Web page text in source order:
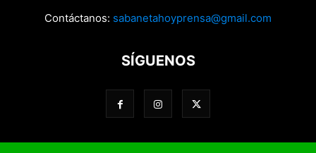
Contáctanos: sabanetahoyprensa@gmail.com
SÍGUENOS